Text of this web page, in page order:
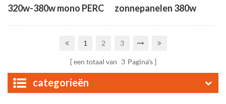
320w-380w mono PERC
zonnepanelen 380w
1 2 3
een totaal van 3 Pagina's
categorieën